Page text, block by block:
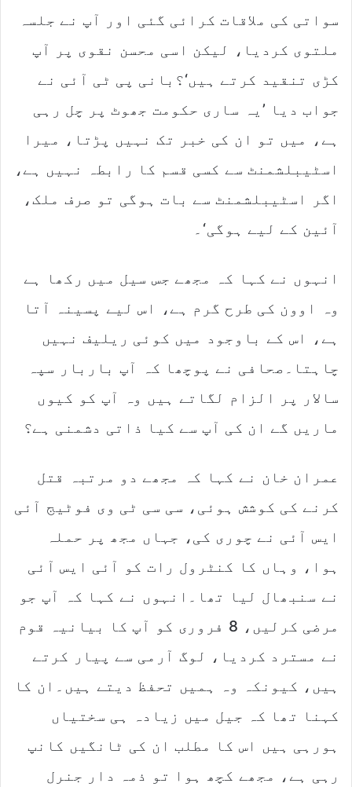
سواتی کی ملاقات کرائی گئی اور آپ نے جلسہ
ملتوی کردیا، لیکن اسی محسن نقوی پر آپ
کڑی تنقید کرتے ہیں‘؟بانی پی ٹی آئی نے
جواب دیا ’یہ ساری حکومت جھوٹ پر چل رہی
ہے، میں تو ان کی خبر تک نہیں پڑتا، میرا
اسٹیبلشمنٹ سے کسی قسم کا رابطہ نہیں ہے،
اگر اسٹیبلشمنٹ سے بات ہوگی تو صرف ملک،
آئین کے لیے ہوگی‘۔
انہوں نے کہا کہ مجھے جس سیل میں رکھا ہے
وہ اوون کی طرح گرم ہے، اس لیے پسینہ آتا
ہے، اس کے باوجود میں کوئی ریلیف نہیں
چاہتا۔صحافی نے پوچھا کہ آپ باربار سپہ
سالار پر الزام لگاتے ہیں وہ آپ کو کیوں
ماریں گے ان کی آپ سے کیا ذاتی دشمنی ہے؟
عمران خان نے کہا کہ مجھے دو مرتبہ قتل
کرنے کی کوشش ہوئی، سی سی ٹی وی فوٹیج آئی
ایس آئی نے چوری کی، جہاں مجھ پر حملہ
ہوا، وہاں کا کنٹرول رات کو آئی ایس آئی
نے سنبھال لیا تھا۔انہوں نے کہا کہ آپ جو
مرضی کرلیں، 8 فروری کو آپ کا بیانیہ قوم
نے مسترد کردیا، لوگ آرمی سے پیار کرتے
ہیں، کیونکہ وہ ہمیں تحفظ دیتے ہیں۔ان کا
کہنا تھا کہ جیل میں زیادہ ہی سختیاں
ہورہی ہیں اس کا مطلب ان کی ٹانگیں کانپ
رہی ہے، مجھے کچھ ہوا تو ذمہ دار جنرل